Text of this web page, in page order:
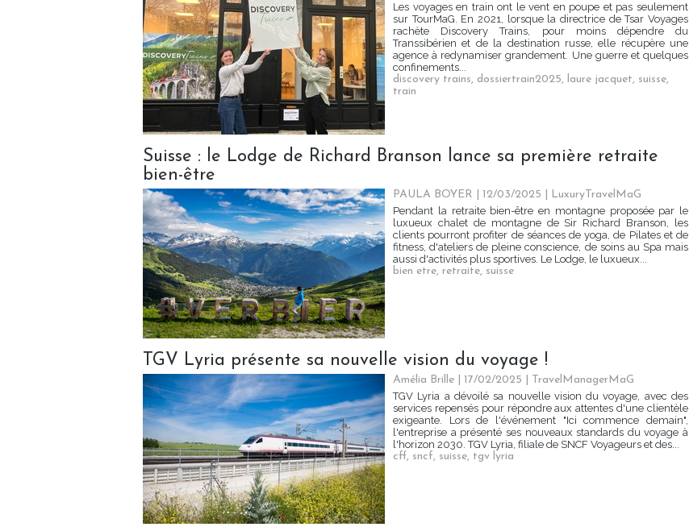
Les voyages en train ont le vent en poupe et pas seulement
sur TourMaG. En 2021, lorsque la directrice de Tsar Voyages
rachète Discovery Trains, pour moins dépendre du
Transsibérien et de la destination russe, elle récupère une
agence à redynamiser grandement. Une guerre et quelques
confinements...
discovery trains, dossiertrain2025, laure jacquet, suisse,
train
Suisse : le Lodge de Richard Branson lance sa première retraite
bien-être
PAULA BOYER | 12/03/2025
LuxuryTravelMaG
Pendant la retraite bien-être en montagne proposée par le
luxueux chalet de montagne de Sir Richard Branson, les
clients pourront profiter de séances de yoga, de Pilates et de
fitness, d'ateliers de pleine conscience, de soins au Spa mais
aussi d'activités plus sportives. Le Lodge, le luxueux...
bien etre, retraite, suisse
TGV Lyria présente sa nouvelle vision du voyage !
Amélia Brille | 17/02/2025
TravelManagerMaG
TGV Lyria a dévoilé sa nouvelle vision du voyage, avec des
services repensés pour répondre aux attentes d'une clientèle
exigeante. Lors de l'événement "Ici commence demain",
l'entreprise a présenté ses nouveaux standards du voyage à
l'horizon 2030. TGV Lyria, filiale de SNCF Voyageurs et des...
cff, sncf, suisse, tgv lyria